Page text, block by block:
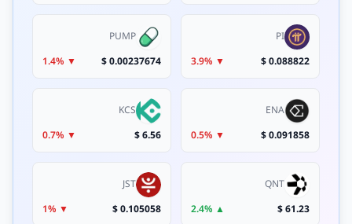
PI
0.088822 $
▼ 3.9%
PUMP
0.00237674 $
▼ 1.4%
ENA
0.091858 $
▼ 0.5%
KCS
6.56 $
▼ 0.7%
QNT
61.23 $
▲ 2.4%
JST
0.105058 $
▼ 1%